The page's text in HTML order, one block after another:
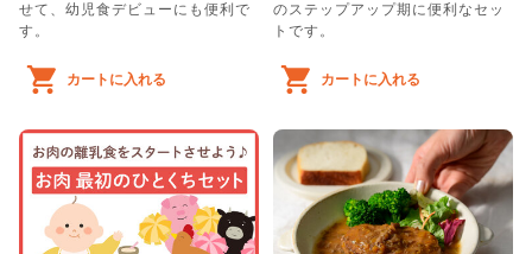
せて、幼児食デビューにも便利で
す。
カートに入れる
のステップアップ期に便利なセッ
トです。
カートに入れる